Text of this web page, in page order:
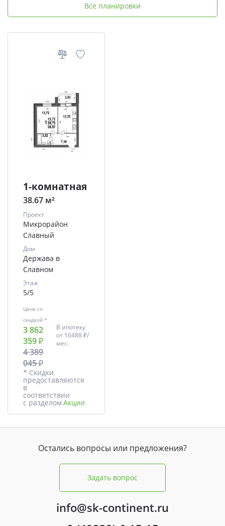
Все планировки
1-комнатная
38.67 м²
Проект
Микрорайон
Славный
Дом
Держава в
Славном
Этаж
5/5
Цена со
скидкой *
3 862
359 ₽
4 389
045 ₽
В ипотеку
от 16488 ₽/
мес.
* Скидки
предоставляются
в
соответствии
с разделом Акции
Остались вопросы или предложения?
Задать вопрос
info@sk-continent.ru